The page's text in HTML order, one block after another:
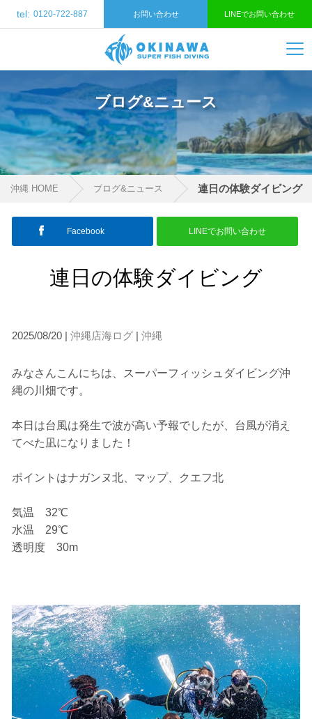
tel: 0120-722-887 お問い合わせ LINEでお問い合わせ
ブログ&ニュース
沖縄 HOME ブログ&ニュース 連日の体験ダイビング
連日の体験ダイビング
2025/08/20 | 沖縄店海ログ| 沖縄
みなさんこんにちは、スーパーフィッシュダイビング沖
縄の川畑です。
本日は台風は発生で波が高い予報でしたが、台風が消え
てべた凪になりました！
ポイントはナガンヌ北、マップ、クエフ北
気温 32℃
水温 29℃
透明度 30m
Facebook LINEでお問い合わせ
1.スイム開始の判断
クジラを発見した場合は、その時のクジラの様子や海況
ントリーを行わない場合があります。
2.人数制限とエントリー順
クジラへのストレス軽減や安全管理の観点から、エント
リー人数を制限する場合があります。また、エントリー
の順番はガイドが決定しますので、必ずその指示に従っ
て準備してください。
3.クジラとの距離と泳ぎ方